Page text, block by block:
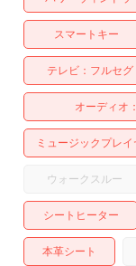
スマートキー
テレビ フルセグ
オーディオ
ミュージックプレ
ウォークスルー
シートヒーター
本革シート